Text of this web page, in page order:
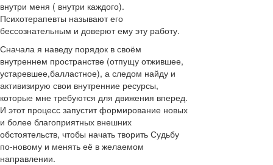
внутри меня ( внутри каждого).
Психотерапевты называют его
бессознательным и доверют ему эту работу.
Сначала я наведу порядок в своём
внутреннем пространстве (отпущу отжившее,
устаревшее,балластное), а следом найду и
активизирую свои внутренние ресурсы,
которые мне требуются для движения вперед.
И этот процесс запустит формирование новых
и более благоприятных внешних
обстоятельств, чтобы начать творить Судьбу
по-новому и менять её в желаемом
направлении.